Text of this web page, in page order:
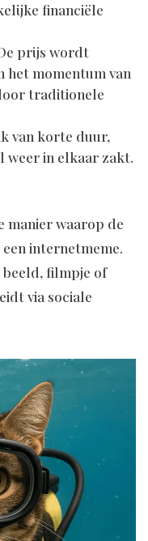
financiële
prijs wordt
het momentum van
traditionele
van korte duur,
weer in elkaar zakt.
manier waarop de
internetmeme.
beeld, filmpje of
via sociale